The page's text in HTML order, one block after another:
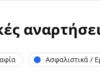
Ασφαλιστικά /